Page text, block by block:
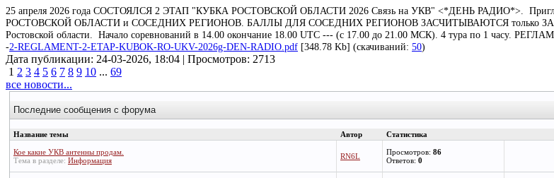
25 апреля 2026 года СОСТОЯЛСЯ 2 ЭТАП "КУБКА РОСТОВСКОЙ ОБЛАСТИ 2026 Связь на УКВ" <*ДЕНЬ РАДИО*>.
РОСТОВСКОЙ ОБЛАСТИ и СОСЕДНИХ РЕГИОНОВ. БАЛЛЫ ДЛЯ СОСЕДНИХ РЕГИОНОВ ЗАСЧИТЫВАЮТСЯ только
Ростовской области. Начало соревнований в 14.00 окончание 18.00 UTC --- (с 17.00 до 21.00 МСК). 4 тура по 1 часу.
-2-REGLAMENT-2-ETAP-KUBOK-RO-UKV-2026g-DEN-RADIO.pdf [348.78 Kb] (cкачиваний: 50)
Дата публикации: 24-03-2026, 18:04 | Просмотров: 2713
1 2 3 4 5 6 7 8 9 10 ... 69
все новости...
Последние сообщения с форума
Название темы Автор Статистика
Кое какие УКВ антенны продам.
Тема в разделе: Информация RN6L Просмотров: 86
Ответов: 0